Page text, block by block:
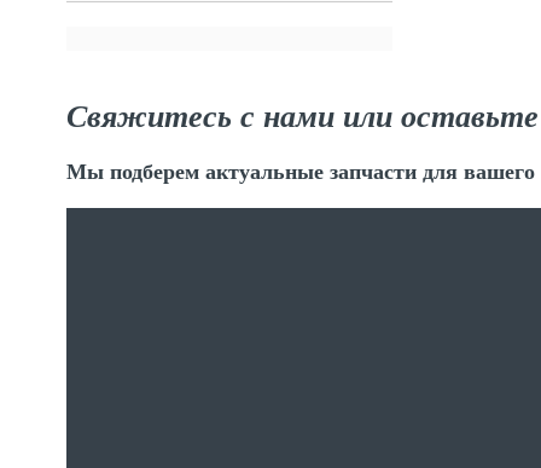
Свяжитесь с нами или оставьте
Мы подберем актуальные запчасти для вашего